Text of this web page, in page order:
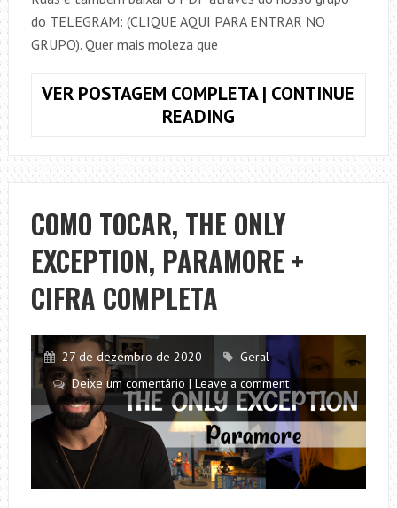
do TELEGRAM: (CLIQUE AQUI PARA ENTRAR NO
GRUPO). Quer mais moleza que
VER POSTAGEM COMPLETA | CONTINUE
READINGCOMO
DE
JANEIRO
A
JANEIRO,
ROBERTA
CAMPOS
REIS
+
CIFRA
COMPLETA
COMO TOCAR, THE ONLY
EXCEPTION, PARAMORE +
CIFRA COMPLETA
27 de dezembro de 2020
Geral
Deixe um comentário | Leave a comment